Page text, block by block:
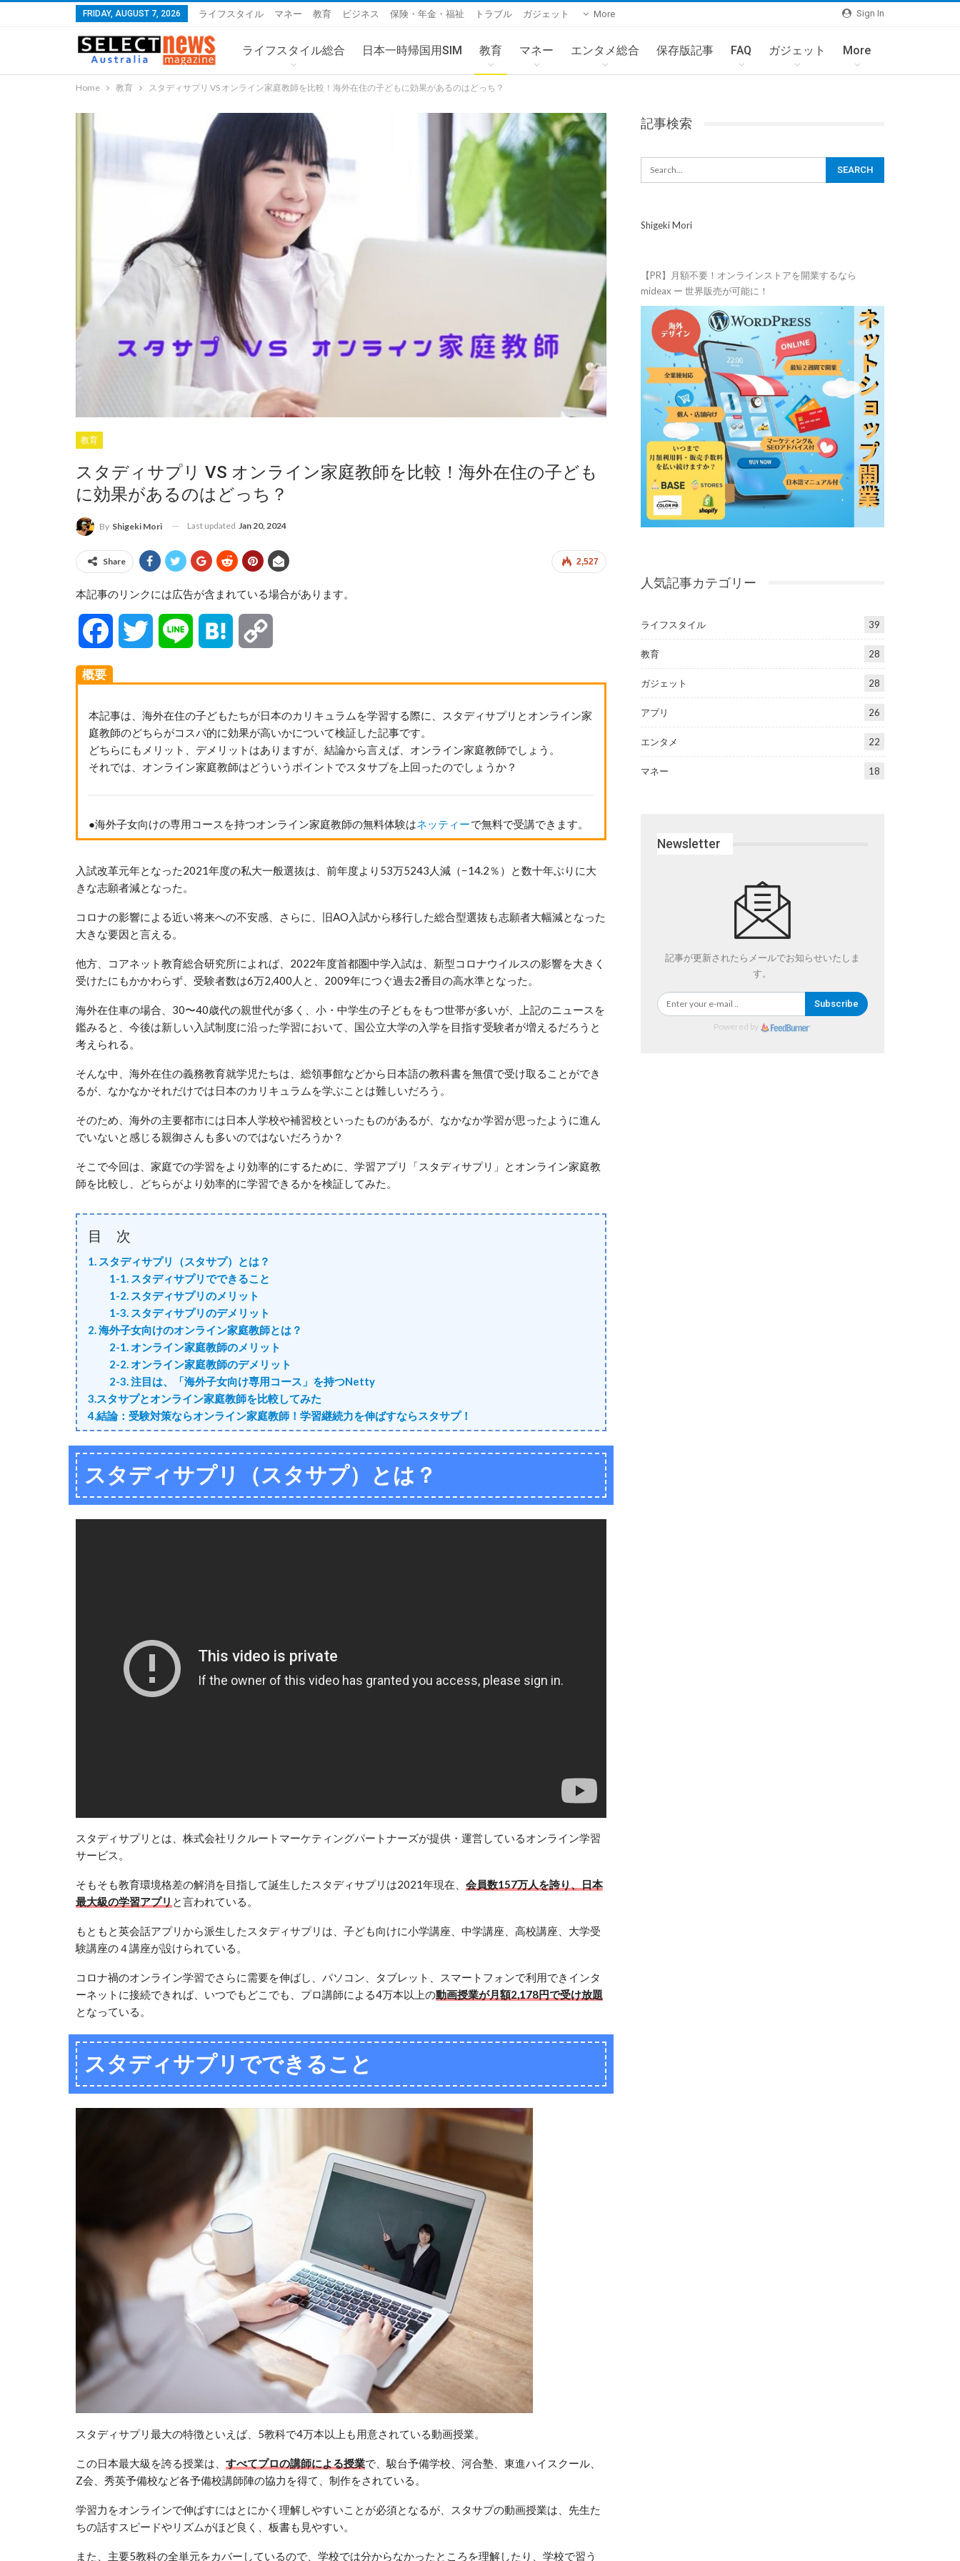
Sign In
FRIDAY, AUGUST 7, 2026 ライフスタイル マネー 教育 ビジネス 保険・年金・福祉 トラブル ガジェット More
ライフスタイル総合 日本一時帰国用SIM 教育 マネー エンタメ総合 保存版記事 FAQ ガジェット More
Home 教育 スタディサプリ VS オンライン家庭教師を比較！海外在住の子どもに効果があるのはどっち？
教育
スタディサプリ VS オンライン家庭教師を比較！海外在住の子ども
に効果があるのはどっち？
By Shigeki Mori Last updated Jan 20, 2024
2,527
Share
本記事のリンクには広告が含まれている場合があります。
Facebook Twitter Line Hatena
概要
本記事は、海外在住の子どもたちが日本のカリキュラムを学習する際に、スタディサプリとオンライン家
庭教師のどちらがコスパ的に効果が高いかについて検証した記事です。
どちらにもメリット、デメリットはありますが、結論から言えば、オンライン家庭教師でしょう。
それでは、オンライン家庭教師はどういうポイントでスタサプを上回ったのでしょうか？
●海外子女向けの専用コースを持つオンライン家庭教師の無料体験はネッティーで無料で受講できます。
入試改革元年となった2021年度の私大一般選抜は、前年度より53万5243人減（−14.2％）と数十年ぶりに大
きな志願者減となった。
コロナの影響による近い将来への不安感、さらに、旧AO入試から移行した総合型選抜も志願者大幅減となった
大きな要因と言える。
他方、コアネット教育総合研究所によれば、2022年度首都圏中学入試は、新型コロナウイルスの影響を大きく
受けたにもかかわらず、受験者数は6万2,400人と、2009年につぐ過去2番目の高水準となった。
海外在住車の場合、30〜40歳代の親世代が多く、小・中学生の子どもをもつ世帯が多いが、上記のニュースを
鑑みると、今後は新しい入試制度に沿った学習において、国公立大学の入学を目指す受験者が増えるだろうと
考えられる。
そんな中、海外在住の義務教育就学児たちは、総領事館などから日本語の教科書を無償で受け取ることができ
るが、なかなかそれだけでは日本のカリキュラムを学ぶことは難しいだろう。
そのため、海外の主要都市には日本人学校や補習校といったものがあるが、なかなか学習が思ったように進ん
でいないと感じる親御さんも多いのではないだろうか？
そこで今回は、家庭での学習をより効率的にするために、学習アプリ「スタディサプリ」とオンライン家庭教
師を比較し、どちらがより効率的に学習できるかを検証してみた。
目 次
1. スタディサプリ（スタサプ）とは？
1-1. スタディサプリでできること
1-2. スタディサプリのメリット
1-3. スタディサプリのデメリット
2. 海外子女向けのオンライン家庭教師とは？
2-1. オンライン家庭教師のメリット
2-2. オンライン家庭教師のデメリット
2-3. 注目は、「海外子女向け専用コース」を持つNetty
3.スタサプとオンライン家庭教師を比較してみた
4.結論：受験対策ならオンライン家庭教師！学習継続力を伸ばすならスタサプ！
スタディサプリ（スタサプ）とは？
スタディサプリとは、株式会社リクルートマーケティングパートナーズが提供・運営しているオンライン学習
サービス。
そもそも教育環境格差の解消を目指して誕生したスタディサプリは2021年現在、 会員数157万人を誇り、日本
最大級の学習アプリ と言われている。
もともと英会話アプリから派生したスタディサプリは、子ども向けに小学講座、中学講座、高校講座、大学受
験講座の４講座が設けられている。
コロナ禍のオンライン学習でさらに需要を伸ばし、パソコン、タブレット、スマートフォンで利用できインタ
ーネットに接続できれば、いつでもどこでも、プロ講師による4万本以上の動画授業が月額2,178円で受け放題
となっている。
スタディサプリでできること
スタディサプリ最大の特徴といえば、5教科で4万本以上も用意されている動画授業。
この日本最大級を誇る授業は、 すべてプロの講師による授業で、駿台予備学校、河合塾、東進ハイスクール、
Z会、秀英予備校など各予備校講師陣の協力を得て、制作をされている。
学習力をオンラインで伸ばすにはとにかく理解しやすいことが必須となるが、スタサプの動画授業は、先生た
ちの話すスピードやリズムがほど良く、板書も見やすい。
また、主要5教科の全単元をカバーしているので、学校では分からなかったところを理解したり、学校で習う
記事検索
Shigeki Mori
【PR】月額不要！オンラインストアを開業するなら
mideax ー 世界販売が可能に！
人気記事カテゴリー
ライフスタイル 39
教育 28
ガジェット 28
アプリ 26
エンタメ 22
マネー 18
Newsletter
記事が更新されたらメールでお知らせいたしま
す。
Subscribe
Powered by